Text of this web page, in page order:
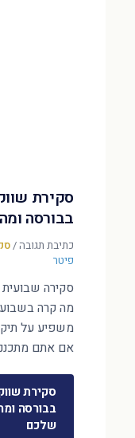
סקירת
בבורסה
כתיבת תגובה/
פיטר
סקירה
מה קרה
משפיע על
אם אתם
סקירת
בבורסה
שלכם